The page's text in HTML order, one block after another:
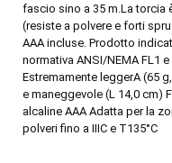
fascio sino a 35 m.La torcia
(resiste a polvere e forti
AAA incluse. Prodotto
normativa ANSI/NEMA FL1
Estremamente leggerA (65
e maneggevole (L 14,0 cm)
alcaline AAA Adatta per la
polveri fino a IIIC e T135°C